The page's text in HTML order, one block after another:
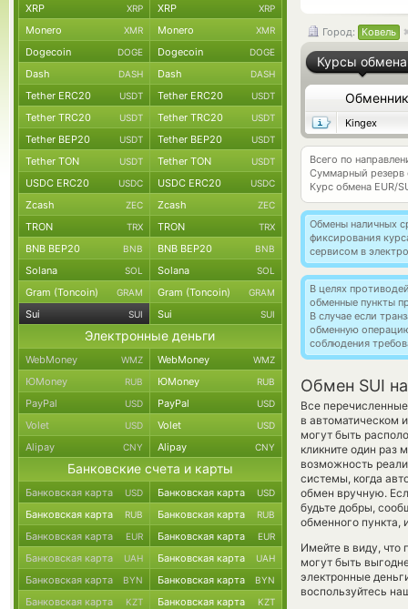
Город: Ковель
Курсы обмена
Обменник
Kingex
Всего по
Суммарный резерв
Курс обмена EUR/
Обмены наличных
фиксирования
сервисом в
В целях
обменные пункты
В случае если
обменную
соблюдения
Обмен SUI
Все
в автоматическом
могут быть
кликните один раз
возможность
системы, когда
обмен вручную.
будьте добры,
обменного пункта,
Имейте в виду, что
могут быть
электронные
воспользуйтесь
XRP XRP XRP XRP
Monero XMR Monero XMR
Dogecoin DOGE Dogecoin DOGE
Dash DASH Dash DASH
Tether ERC20 USDT Tether ERC20 USDT
Tether TRC20 USDT Tether TRC20 USDT
Tether BEP20 USDT Tether BEP20 USDT
Tether TON USDT Tether TON USDT
USDC ERC20 USDC USDC ERC20 USDC
Zcash ZEC Zcash ZEC
TRON TRX TRON TRX
BNB BEP20 BNB BNB BEP20 BNB
Solana SOL Solana SOL
Gram (Toncoin) GRAM Gram (Toncoin) GRAM
Sui SUI Sui SUI
Электронные деньги
WebMoney WMZ WebMoney WMZ
ЮMoney RUB ЮMoney RUB
PayPal USD PayPal USD
Volet USD Volet USD
Alipay CNY Alipay CNY
Банковские счета и карты
Банковская карта USD Банковская карта USD
Банковская карта RUB Банковская карта RUB
Банковская карта EUR Банковская карта EUR
Банковская карта UAH Банковская карта UAH
Банковская карта BYN Банковская карта BYN
Банковская карта KZT Банковская карта KZT